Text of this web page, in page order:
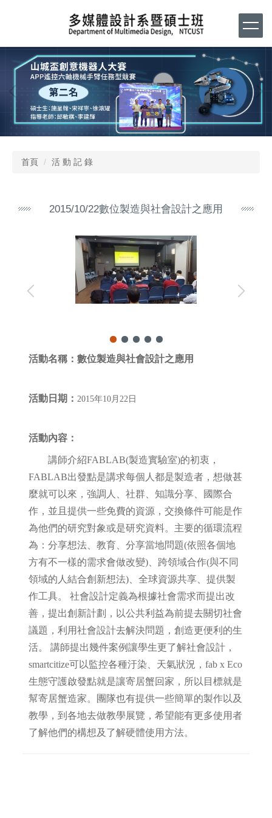
要
區
首頁 活 動 記 錄
2015/10/22數位製造與社會設計之應用
活動名稱： 數位製造與社會設計之應用
活動日期： 2015年10月22日
活動內容：
講師介紹FABLAB(製造實驗室)的初衷，
FABLAB出發點是講求每個人都是製造者，想做甚
麼就可以來，強調人、社群、知識分享、國際合
作，並且提供一些免費的資源，交換條件可能是作
為他們的研究對象或是研究資料。主要的循環流程
為：分享想法、教育、分享當地問題(依照各個地
方有不一樣的需求會做改變)、跨領域合作(與不同
領域的人結合創新想法)、全球資源共享、提供製
作工具。 社會設計定義為根據社會需求而提出改
善，提出創新計劃，以公共利益為前提去關切社會
議題，利用社會設計去解決問題，創造更便利的生
活。 講師提出幾件案例讓學生更了解社會設計，
smartcitize可以監控各種汙染、天氣狀況，fab x Eco
生態守護啟發點就是讓寄居蟹回家，所以目標就是
幫寄居蟹造家。團隊也有提供一些簡單的製作以及
教學，到各地去做教學展覽，希望能有更多使用者
了解他們的構想及了解硬體使用方法。